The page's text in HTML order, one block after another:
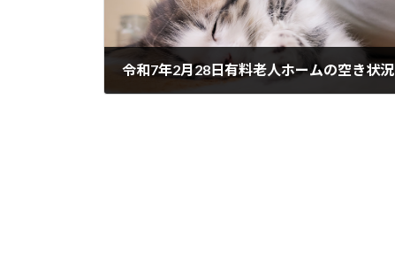
令和7年2月28日有料老人ホームの空き状況